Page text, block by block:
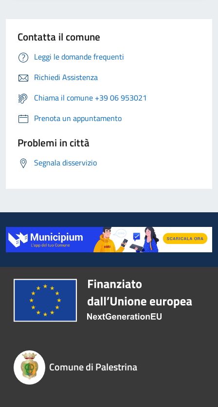
Contatta il comune
Leggi le domande frequenti
Richiedi Assistenza
Chiama il comune +39 06 953021
Prenota un appuntamento
Problemi in città
Segnala disservizio
Comune di Palestrina